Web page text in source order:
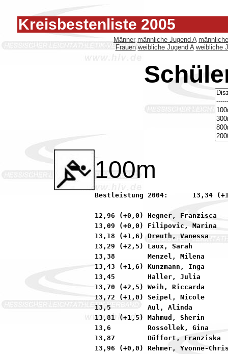
Kreisbestenliste 2005
Männer männliche Jugend A
Frauen weibliche Jugend A weibliche
100m
Bestleistung 2004:	13,34 (+1,4) Zitoun, Hajar           90 LG Neu-Isenburg/Heusen
12,96 (+0,0) Hegner, Franzisca
13,09 (+0,0) Filipovic, Marina
13,18 (+1,6) Dreuth, Vanessa
13,29 (+2,5) Laux, Sarah
13,38        Menzel, Milena
13,43 (+1,6) Kunzmann, Inga
13,45        Haller, Julia
13,70 (+2,5) Weih, Riccarda
13,72 (+1,0) Seipel, Nicole
13,5         Aul, Alinda
13,81 (+1,5) Mahmud, Sherin
13,6         Rossollek, Gina
13,87        Düffort, Franziska
13,96 (+0,0) Rehmer, Yvonne-